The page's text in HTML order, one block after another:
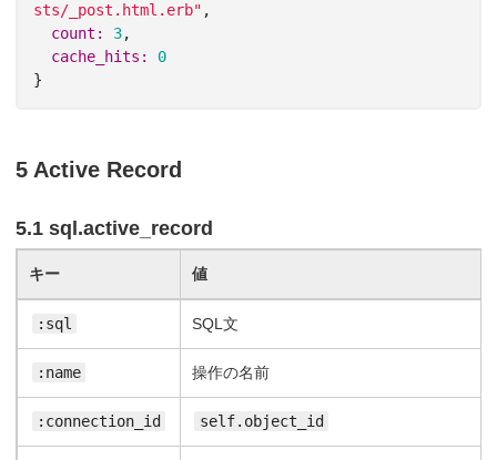
sts/_post.html.erb" ,
count: 3,
cache_hits: 0
}
5 Active Record
5.1 sql.active_record
値
SQL文
操作の名前
self.object_id
キー
:sql
:name
:connection_id